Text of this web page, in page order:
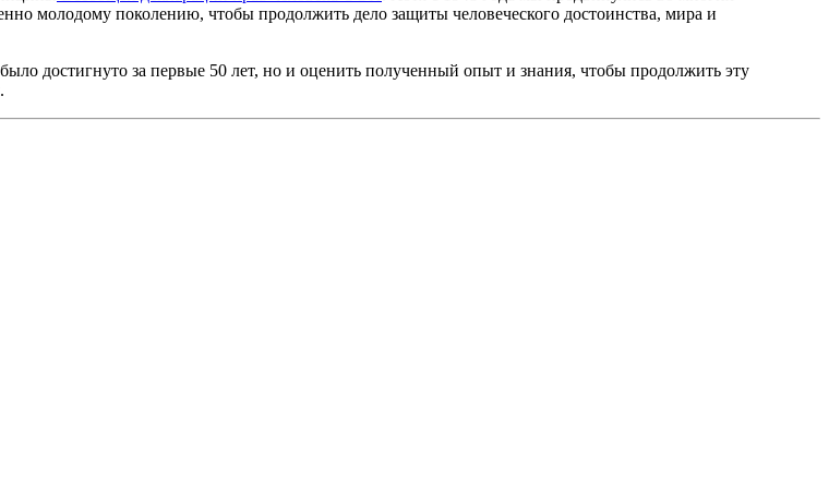
молодому поколению, чтобы продолжить дело защиты человеческого достоинства, мира и
достигнуто за первые 50 лет, но и оценить полученный опыт и знания, чтобы продолжить эту